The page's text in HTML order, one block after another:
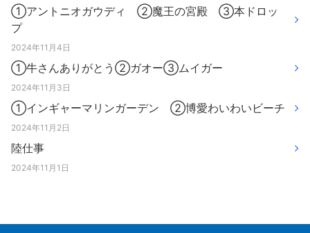
①アントニオガウディ ②魔王の宮殿 ③本ドロッ
プ
2024年11月4日
①牛さんありがとう②ガオー③ムイガー
2024年11月3日
①インギャーマリンガーデン ②博愛わいわいビーチ
2024年11月2日
陸仕事
2024年11月1日